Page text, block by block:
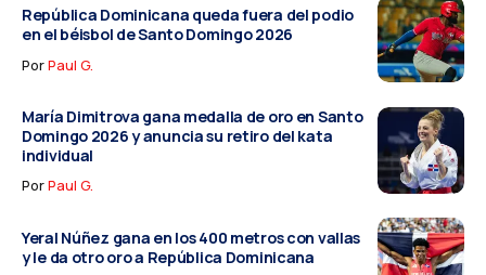
República Dominicana queda fuera del podio
en el béisbol de Santo Domingo 2026
PorPaul G.
María Dimitrova gana medalla de oro en Santo
Domingo 2026 y anuncia su retiro del kata
individual
PorPaul G.
Yeral Núñez gana en los 400 metros con vallas
y le da otro oro a República Dominicana